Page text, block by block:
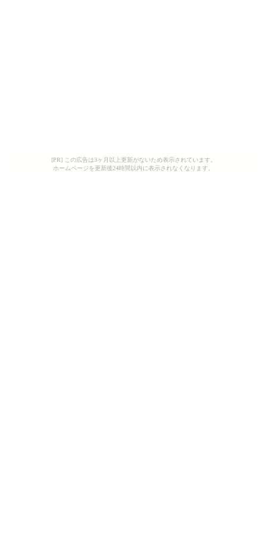
[PR] この広告は3ヶ月以上更新がないため表示されています。
ホームページを更新後24時間以内に表示されなくなります。